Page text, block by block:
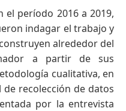
el período 2016 a 2019,
indagar el trabajo y
alrededor del
a partir de sus
cualitativa, en
recolección de datos
por la entrevista